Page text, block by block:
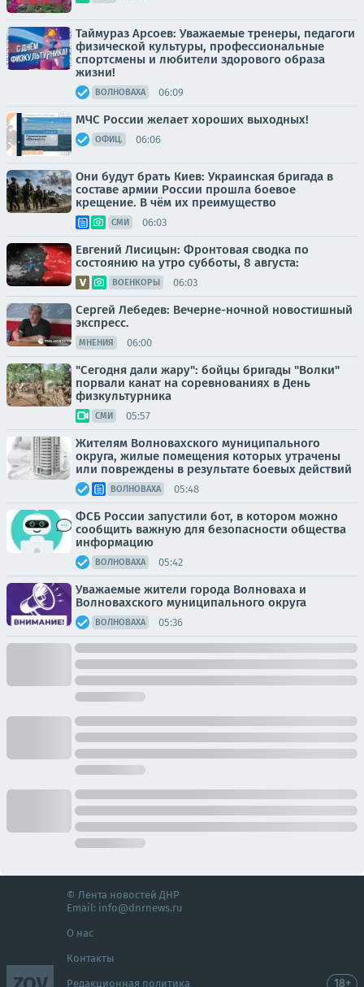
Таймураз Арсоев: Уважаемые тренеры, педагоги
физической культуры, профессиональные
спортсмены и любители здорового образа
жизни!
ВОЛНОВАХА 06:09
МЧС России желает хороших выходных!
ОФИЦ. 06:06
Они будут брать Киев: Украинская бригада в
составе армии России прошла боевое
крещение. В чём их преимущество
СМИ 06:03
Евгений Лисицын: Фронтовая сводка по
состоянию на утро субботы, 8 августа:
ВОЕНКОРЫ 06:03
Сергей Лебедев: Вечерне-ночной новостишный
экспресс.
МНЕНИЯ 06:00
"Сегодня дали жару": бойцы бригады "Волки"
порвали канат на соревнованиях в День
физкультурника
СМИ 05:57
Жителям Волновахского муниципального
округа, жилые помещения которых утрачены
или повреждены в результате боевых действий
ВОЛНОВАХА 05:48
ФСБ России запустили бот, в котором можно
сообщить важную для безопасности общества
информацию
ВОЛНОВАХА 05:42
Уважаемые жители города Волноваха и
Волновахского муниципального округа
ВОЛНОВАХА 05:36
© Лента новостей ДНР
Email: info@dnrnews.ru
О нас
Контакты
Редакционная политика 18+